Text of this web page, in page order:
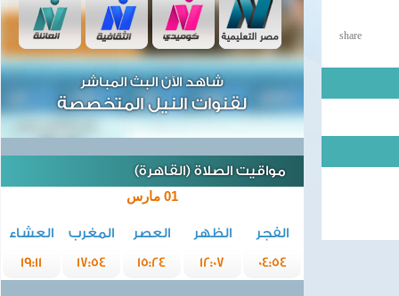
share
شاهد الآن البث المباشر
لقنوات النيل المتخصصة
مواقيت الصلاة (القاهرة)
01 مارس
الفجر الظهر العصر المغرب
العشاء
04:54
12:07
15:24
17:54
19:11